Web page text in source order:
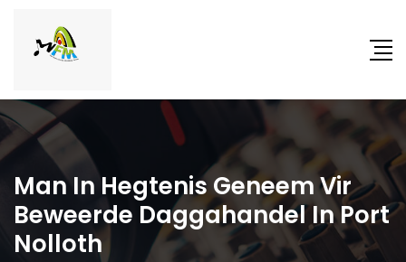
Man In Hegtenis Geneem Vir
Beweerde Daggahandel In Port
Nolloth